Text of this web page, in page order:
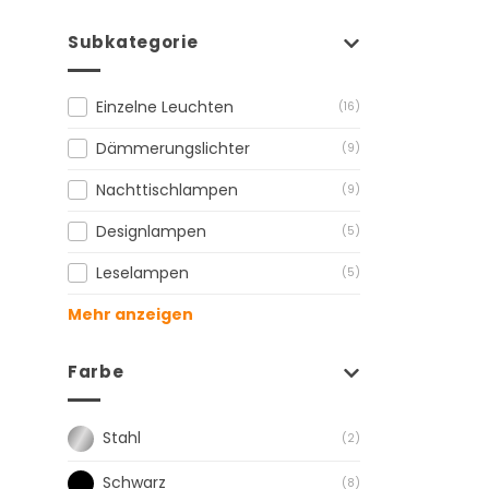
Subkategorie
Einzelne Leuchten (16)
Dämmerungslichter (9)
Nachttischlampen (9)
Designlampen (5)
Leselampen (5)
Mehr anzeigen
Farbe
Stahl (2)
Schwarz (8)